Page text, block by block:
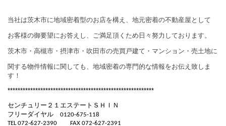
当社は茨木市に地域密着型のお店を構え、 地元密着の不動産屋として
お客様の御要望にお答えし、ご満足頂くため日々努力しております。
茨木市・高槻市・摂津市・吹田市の売買戸建て・マンション・売土地に
関する物件情報に関しても、地域密着の専門的な情報をお伝え致しま
す！
**********************************************************
センチュリー２１エステートＳＨＩＮ
フリーダイヤル 0120-675-118
TEL 072-627-2390
FAX 072-627-2391